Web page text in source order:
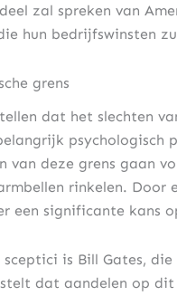
zal spreken van
hun bedrijfswinsten
grens
dat het slechten
psychologisch
van deze grens gaan
rinkelen. Door
een significante kans
sceptici is Bill Gates,
stelt dat aandelen op